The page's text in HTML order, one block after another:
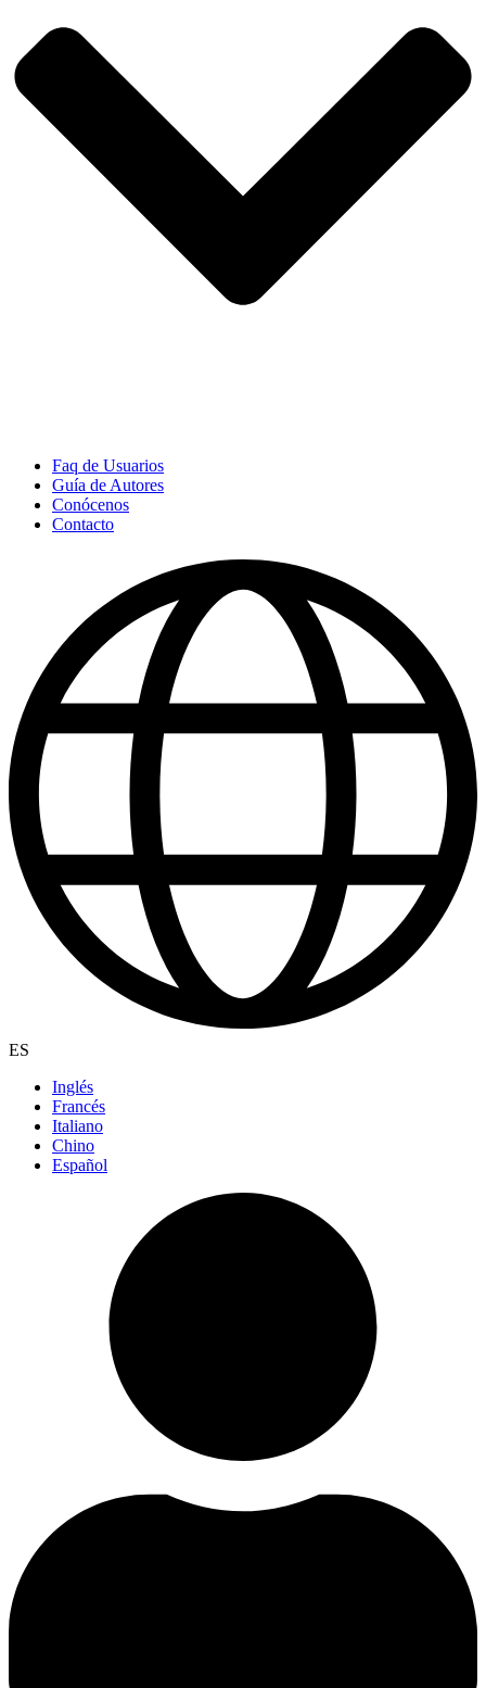
Faq de Usuarios
Guía de Autores
Conócenos
Contacto
ES
Inglés
Francés
Italiano
Chino
Español